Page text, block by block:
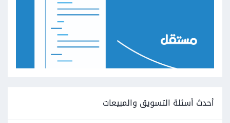
أحدث أسئلة التسويق والمبيعات